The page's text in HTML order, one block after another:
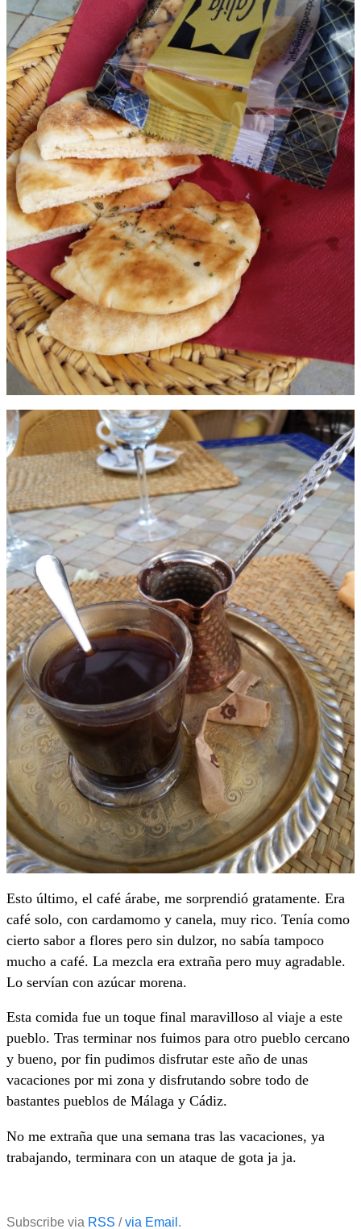
Esto último, el café árabe, me sorprendió gratamente. Era
café solo, con cardamomo y canela, muy rico. Tenía como
cierto sabor a flores pero sin dulzor, no sabía tampoco
mucho a café. La mezcla era extraña pero muy agradable.
Lo servían con azúcar morena.
Esta comida fue un toque final maravilloso al viaje a este
pueblo. Tras terminar nos fuimos para otro pueblo cercano
y bueno, por fin pudimos disfrutar este año de unas
vacaciones por mi zona y disfrutando sobre todo de
bastantes pueblos de Málaga y Cádiz.
No me extraña que una semana tras las vacaciones, ya
trabajando, terminara con un ataque de gota ja ja.
Subscribe via RSS /via Email .